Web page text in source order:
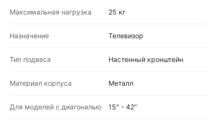
Максимальная нагрузка 25 кг
Назначение Телевизор
Тип подвеса Настенный кронштейн
Материал корпуса Металл
Для моделей с диагональю 15" - 42"